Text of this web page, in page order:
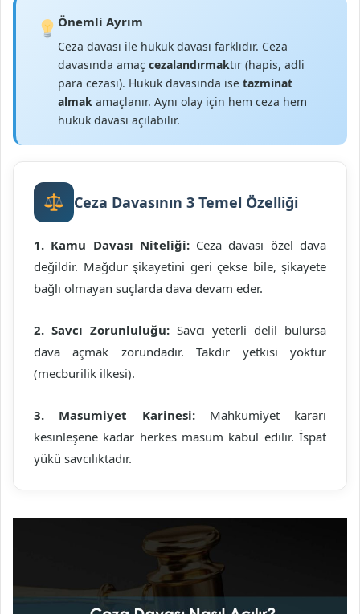
Önemli Ayrım
Ceza davası ile hukuk davası farklıdır. Ceza
davasında amaçcezalandırmaktır (hapis, adli
para cezası). Hukuk davasında isetazminat
almak amaçlanır. Aynı olay için hem ceza hem
hukuk davası açılabilir.
Ceza Davasının 3 Temel Özelliği
1. Kamu Davası Niteliği:Ceza davası özel dava
değildir. Mağdur şikayetini geri çekse bile, şikayete
bağlı olmayan suçlarda dava devam eder.
2. Savcı Zorunluluğu: Savcı yeterli delil bulursa
dava açmak zorundadır. Takdir yetkisi yoktur
(mecburilik ilkesi).
3. Masumiyet Karinesi:Mahkumiyet kararı
kesinleşene kadar herkes masum kabul edilir. İspat
yükü savcılıktadır.